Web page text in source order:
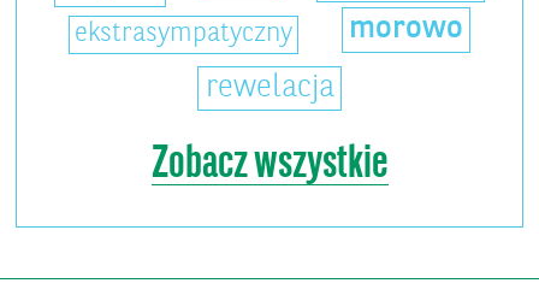
ekstrasympatyczny
morowo
rewelacja
Zobacz wszystkie